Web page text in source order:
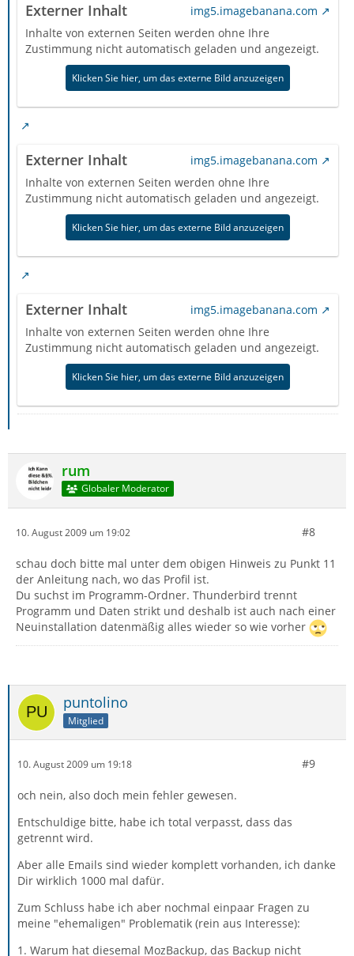
Externer Inhalt
img5.imagebanana.com
Inhalte von externen Seiten werden ohne Ihre
Zustimmung nicht automatisch geladen und angezeigt.
Klicken Sie hier, um das externe Bild anzuzeigen
Externer Inhalt
img5.imagebanana.com
Inhalte von externen Seiten werden ohne Ihre
Zustimmung nicht automatisch geladen und angezeigt.
Klicken Sie hier, um das externe Bild anzuzeigen
Externer Inhalt
img5.imagebanana.com
Inhalte von externen Seiten werden ohne Ihre
Zustimmung nicht automatisch geladen und angezeigt.
Klicken Sie hier, um das externe Bild anzuzeigen
rum
Globaler Moderator
10. August 2009 um 19:02 #8
schau doch bitte mal unter dem obigen Hinweis zu Punkt 11
der Anleitung nach, wo das Profil ist.
Du suchst im Programm-Ordner. Thunderbird trennt
Programm und Daten strikt und deshalb ist auch nach einer
Neuinstallation datenmäßig alles wieder so wie vorher
puntolino
Mitglied
10. August 2009 um 19:18 #9
och nein, also doch mein fehler gewesen.
Entschuldige bitte, habe ich total verpasst, dass das
getrennt wird.
Aber alle Emails sind wieder komplett vorhanden, ich danke
Dir wirklich 1000 mal dafür.
Zum Schluss habe ich aber nochmal einpaar Fragen zu
meine "ehemaligen" Problematik (rein aus Interesse):
1. Warum hat diesemal MozBackup, das Backup nicht